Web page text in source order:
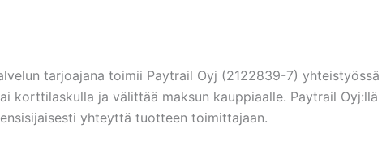
tarjoajana toimii Paytrail Oyj (2122839-7)
korttilaskulla ja välittää maksun kauppiaalle. Paytrail
yhteyttä tuotteen toimittajaan.